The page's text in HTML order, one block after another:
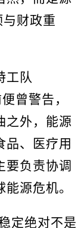
与财政重
工队
曾警告，
之外，能源
品、医疗用
要负责协调
源危机。
定绝对不是